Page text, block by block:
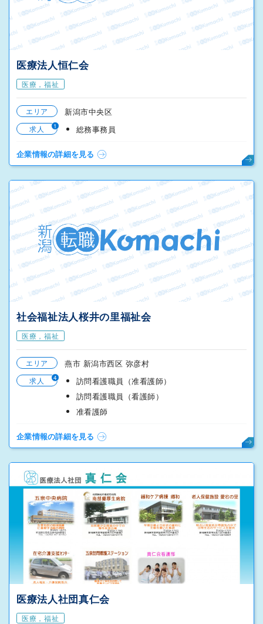
医療法人恒仁会
医療，福祉
エリア 新潟市中央区
求人 1 総務事務員
企業情報の詳細を見る
社会福祉法人桜井の里福祉会
医療，福祉
エリア 燕市 新潟市西区 弥彦村
求人 4
訪問看護職員（准看護師）
訪問看護職員（看護師）
准看護師
企業情報の詳細を見る
医療法人社団真仁会
医療，福祉